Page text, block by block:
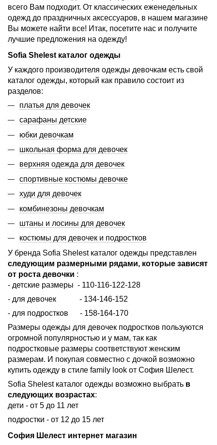
всего Вам подходит. От классических еженедельных
одежд до праздничных аксессуаров, в нашем магазине
Вы можете найти все! Итак, посетите нас и получите
лучшие предложения на одежду!
Sofia Shelest каталог одежды
У каждого производителя одежды девочкам есть свой
каталог одежды, который как правило состоит из
разделов:
платья для девочек
сарафаны детские
юбки девочкам
школьная форма для девочек
верхняя одежда для девочек
спортивные костюмы девочке
худи для девочек
комбинезоны девочкам
штаны и лосины для девочек
костюмы для девочек и подростков
У бренда Sofia Shelest каталог одежды представлен
следующим размерными рядами, которые зависят
от роста девочки :
- детские размеры - 110-116-122-128
- для девочек - 134-146-152
- для подростков - 158-164-170
Размеры одежды для девочек подростков пользуются
огромной популярностью и у мам, так как
подростковые размеры соответствуют женским
размерам. И покупая совместно с дочкой возможно
купить одежду в стиле family look от София Шелест.
Sofia Shelest каталог одежды возможно выбрать в
следующих возрастах:
дети - от 5 до 11 лет
подростки - от 12 до 15 лет
София Шелест интернет магазин